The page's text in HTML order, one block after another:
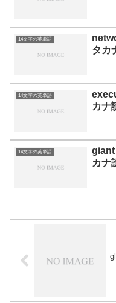
14文字の英単語
タカ
14文字の英単語
カナ
14文字の英単語
giant
カナ